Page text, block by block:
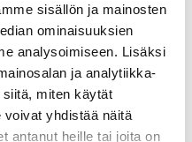
sisällön ja mainosten
ominaisuuksien
analysoimiseen. Lisäksi
ja analytiikka-
miten käytät
yhdistää näitä
antanut heille tai joita on